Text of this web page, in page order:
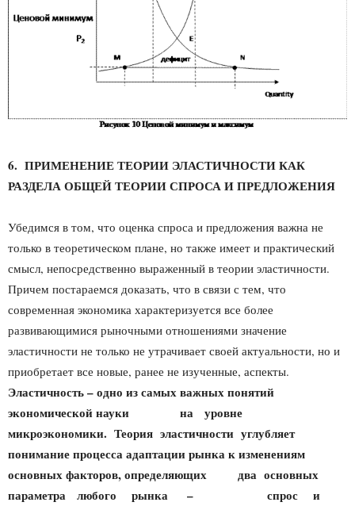
6. ПРИМЕНЕНИЕ ТЕОРИИ ЭЛАСТИЧНОСТИ КАК
РАЗДЕЛА ОБЩЕЙ ТЕОРИИ СПРОСА И ПРЕДЛОЖЕНИЯ
Убедимся в том, что оценка спроса и предложения важна не
только в теоретическом плане, но также имеет и практический
смысл, непосредственно выраженный в теории эластичности.
Причем постараемся доказать, что в связи с тем, что
современная экономика характеризуется все более
развивающимися рыночными отношениями значение
эластичности не только не утрачивает своей актуальности, но и
приобретает все новые, ранее не изученные, аспекты.
Эластичность – одно из самых важных понятий
экономической науки на уровне
микроэкономики. Теория эластичности углубляет
понимание процесса адаптации рынка к изменениям
основных факторов, определяющих два основных
параметра любого рынка – спрос и